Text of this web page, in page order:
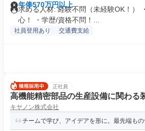
年俸570万円以上
求める人材: 経験不問（未経験OK！）
心！ ・学歴/資格不問！...
社員登用あり 交通費支給
正社員
高機能精密部品の生産設備に関わる
キヤノン株式会社
チームで学び、アイデアを形に。最先端も